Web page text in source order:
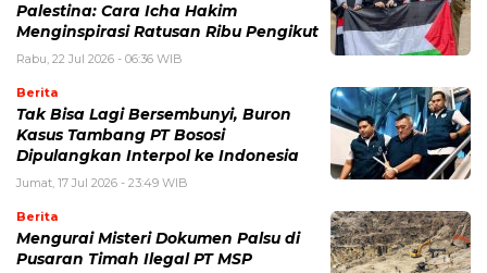
Palestina: Cara Icha Hakim
Menginspirasi Ratusan Ribu Pengikut
Rabu, 22 Jul 2026 - 06:36 WIB
Berita
Tak Bisa Lagi Bersembunyi, Buron
Kasus Tambang PT Bososi
Dipulangkan Interpol ke Indonesia
Jumat, 17 Jul 2026 - 23:49 WIB
Berita
Mengurai Misteri Dokumen Palsu di
Pusaran Timah Ilegal PT MSP